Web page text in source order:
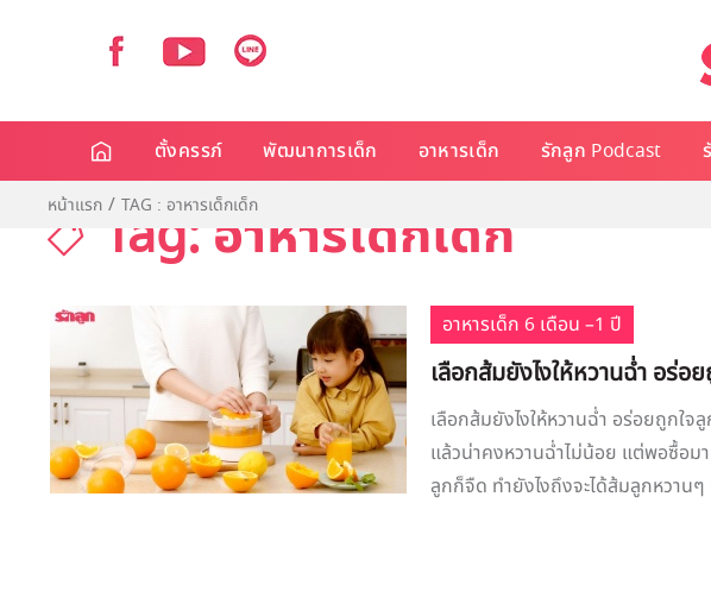
ตั้งครรภ์ พัฒนาการเด็ก อาหารเด็ก รักลูก Podcast
หน้าแรก TAG : อาหารเด็กเด็ก
Tag: อาหารเด็กเด็ก
อาหารเด็ก 6 เดือน –1 ปี
เลือกส้มยังไงให้หวานฉ่ำ อร่อ
เลือกส้มยังไงให้หวานฉ่ำ อร่อยถูกใ
แล้วน่าคงหวานฉ่ำไม่น้อย แต่พอซื้อม
ลูกก็จืด ทำยังไงถึงจะได้ส้มลูกหวานๆ